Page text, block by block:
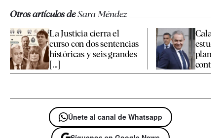
Otros artículos deSara Méndez
La Justicia cierra el
curso con dos sentencias
históricas y seis grandes
[...]
contra
Únete al canal de Whatsapp